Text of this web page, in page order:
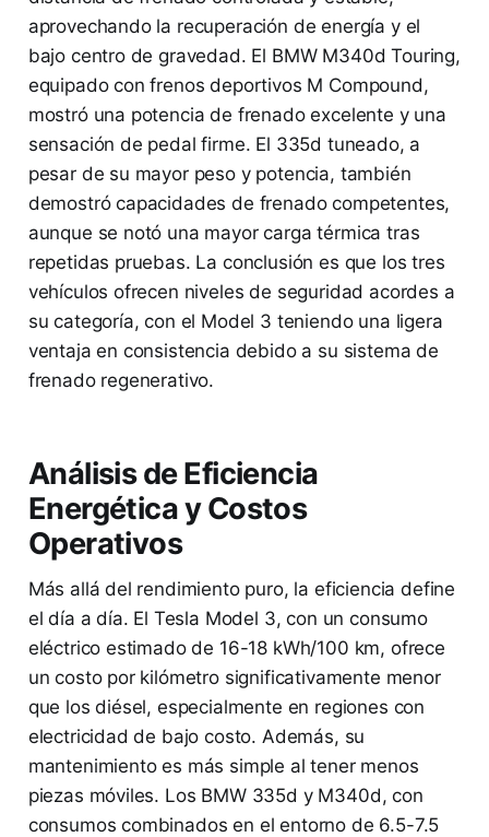
aprovechando la recuperación de energía y el
bajo centro de gravedad. El BMW M340d Touring,
equipado con frenos deportivos M Compound,
mostró una potencia de frenado excelente y una
sensación de pedal firme. El 335d tuneado, a
pesar de su mayor peso y potencia, también
demostró capacidades de frenado competentes,
aunque se notó una mayor carga térmica tras
repetidas pruebas. La conclusión es que los tres
vehículos ofrecen niveles de seguridad acordes a
su categoría, con el Model 3 teniendo una ligera
ventaja en consistencia debido a su sistema de
frenado regenerativo.
Análisis de Eficiencia
Energética y Costos
Operativos
Más allá del rendimiento puro, la eficiencia define
el día a día. El Tesla Model 3, con un consumo
eléctrico estimado de 16-18 kWh/100 km, ofrece
un costo por kilómetro significativamente menor
que los diésel, especialmente en regiones con
electricidad de bajo costo. Además, su
mantenimiento es más simple al tener menos
piezas móviles. Los BMW 335d y M340d, con
consumos combinados en el entorno de 6.5-7.5